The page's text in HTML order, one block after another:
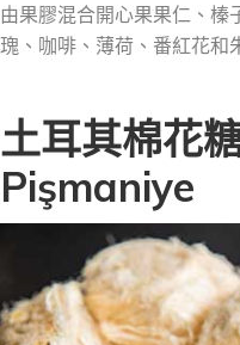
由果膠混合開心果果仁、榛
瑰、咖啡、薄荷、番紅花和
土耳其棉花
Pişmaniye